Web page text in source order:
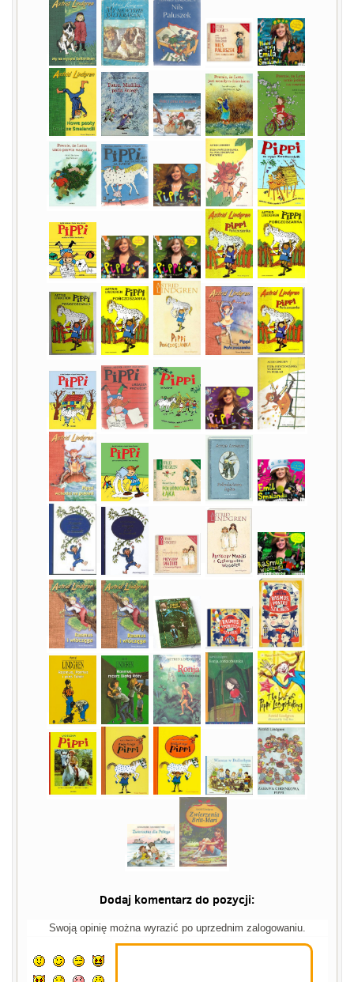
Dodaj komentarz do pozycji:
Swoją opinię można wyrazić po uprzednim zalogowaniu.